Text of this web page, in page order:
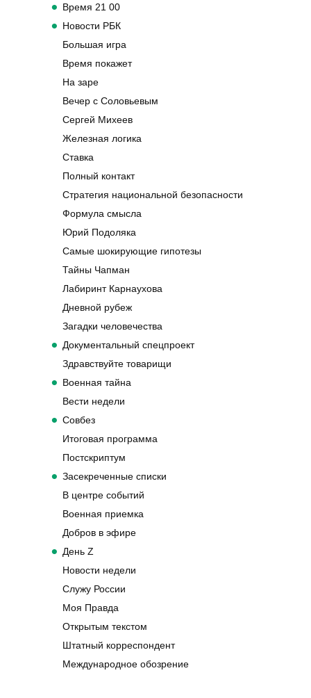
Время 21 00
Новости РБК
Большая игра
Время покажет
На заре
Вечер с Соловьевым
Сергей Михеев
Железная логика
Ставка
Полный контакт
Стратегия национальной безопасности
Формула смысла
Юрий Подоляка
Самые шокирующие гипотезы
Тайны Чапман
Лабиринт Карнаухова
Дневной рубеж
Загадки человечества
Документальный спецпроект
Здравствуйте товарищи
Военная тайна
Вести недели
Совбез
Итоговая программа
Постскриптум
Засекреченные списки
В центре событий
Военная приемка
Добров в эфире
День Z
Новости недели
Служу России
Моя Правда
Открытым текстом
Штатный корреспондент
Международное обозрение